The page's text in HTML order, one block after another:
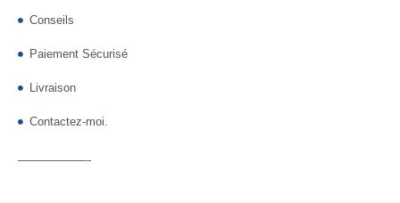
Conseils
Paiement Sécurisé
Livraison
Contactez-moi.
——————-